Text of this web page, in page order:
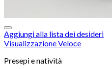
Aggiungi alla lista dei desideri
Visualizzazione Veloce
Presepi e natività